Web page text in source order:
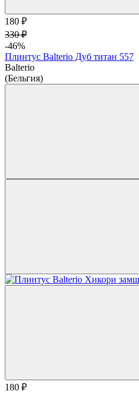
180 ₽
330 ₽
-46%
Плинтус Balterio Дуб титан 557
Balterio
(Бельгия)
180 ₽